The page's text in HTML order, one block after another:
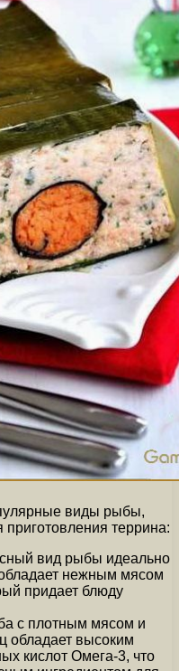
виды рыбы,
приготовления террина:
вид рыбы идеально
нежным мясом
придает блюду
с плотным мясом и
обладает высоким
кислот Омега-3, что